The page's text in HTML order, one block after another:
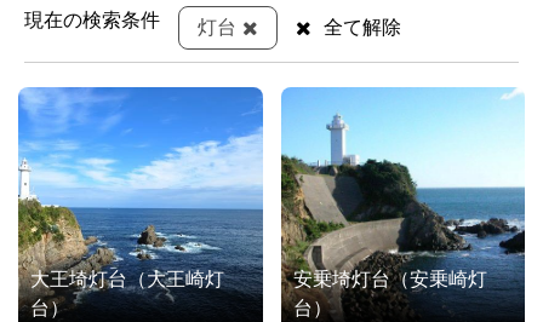
現在の検索条件 灯台 全て解除
大王埼灯台（大王崎灯
台）
安乗埼灯台（安乗崎灯
台）